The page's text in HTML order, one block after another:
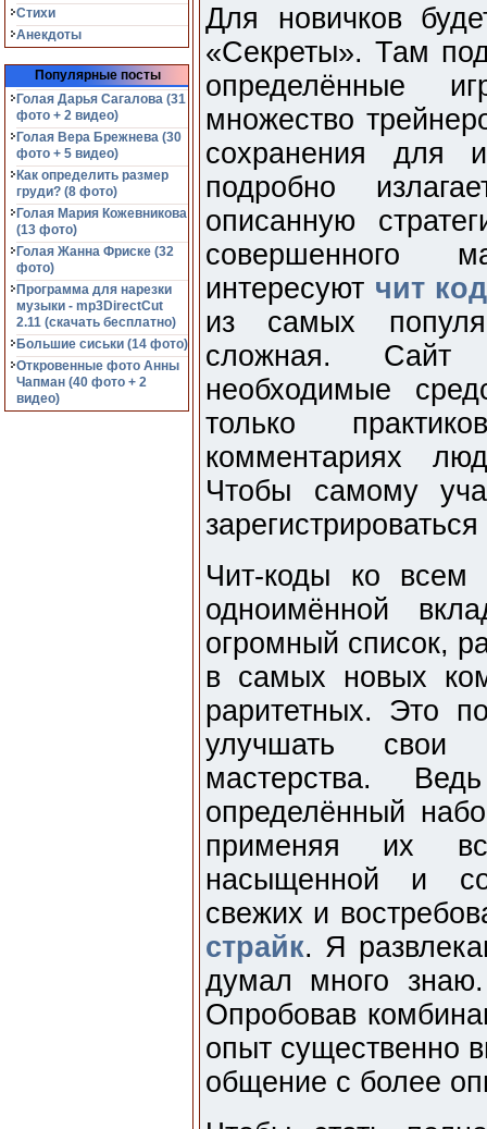
Стихи
Анекдоты
Популярные посты
Голая Дарья Сагалова (31
фото + 2 видео)
Голая Вера Брежнева (30
фото + 5 видео)
Как определить размер
груди? (8 фото)
Голая Мария Кожевникова
(13 фото)
Голая Жанна Фриске (32
фото)
Программа для нарезки
музыки - mp3DirectCut
2.11 (cкачать бесплатно)
Большие сиськи (14 фото)
Откровенные фото Анны
Чапман (40 фото + 2
видео)
Для новичков
«Секреты». Там
определённые
множество
сохранения для
подробно
описанную
совершенного
интересуют чит
из самых
сложная.
необходимые
только
комментариях
Чтобы самому
Чит-коды ко всем
одноимённой
огромный список,
в самых новых
раритетных. Это
улучшать свои
мастерства.
определённый
применяя их
насыщенной и
свежих и
страйк. Я
думал много
Опробовав
опыт существенно
общение с более